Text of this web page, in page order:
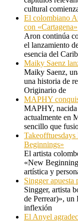
cultural
El colombiano
con «Cartagena»
Aron continúa
el lanzamiento
esencia del
Maiky Saenz
Maiky Saenz,
una historia de
Originario de
MAPHY
MAPHY, nacida
actualmente en
sencillo que
Beginnings»
El artista
«New
artística y
Singger
Singger, artista
de Perrear)», un
inflexión
El Anyel